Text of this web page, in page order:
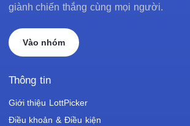
giành chiến thắng cùng mọi người.
Vào nhóm
Thông tin
Giới thiệu LottPicker
Điều khoản & Điều kiện